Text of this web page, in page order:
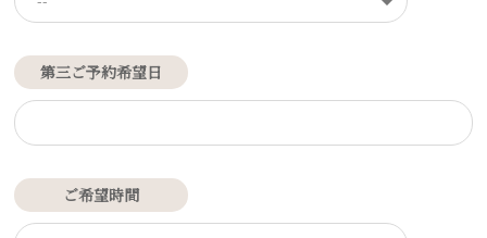
第三ご予約希望日
ご希望時間